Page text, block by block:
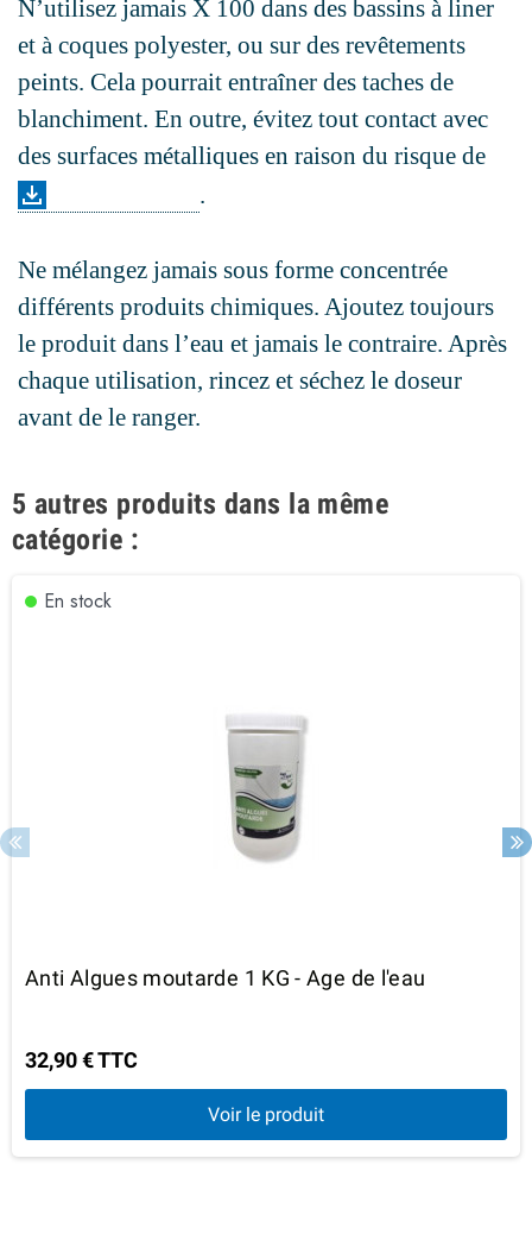
N’utilisez jamais X 100 dans des bassins à liner
et à coques polyester, ou sur des revêtements
peints. Cela pourrait entraîner des taches de
blanchiment. En outre, évitez tout contact avec
des surfaces métalliques en raison du risque de
.
Ne mélangez jamais sous forme concentrée
différents produits chimiques. Ajoutez toujours
le produit dans l’eau et jamais le contraire. Après
chaque utilisation, rincez et séchez le doseur
avant de le ranger.
5 autres produits dans la même
catégorie :
En stock
Anti Algues moutarde 1 KG - Age de l'eau
32,90 € TTC
Voir le produit